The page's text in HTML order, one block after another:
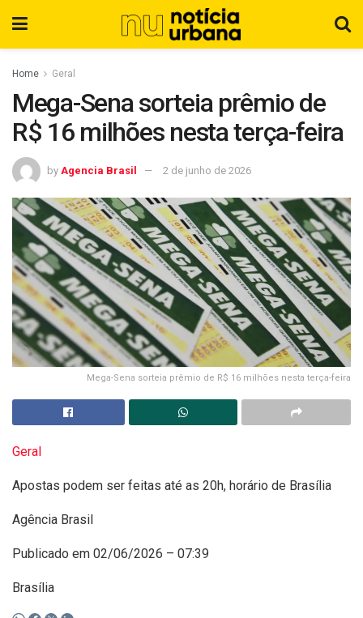
Home Geral
Mega-Sena sorteia prêmio de
R$ 16 milhões nesta terça-feira
by Agencia Brasil 2 de junho de 2026
Mega-Sena sorteia prêmio de R$ 16 milhões nesta terça-feira
Geral
Apostas podem ser feitas até as 20h, horário de Brasília
Agência Brasil
Publicado em 02/06/2026 – 07:39
Brasília